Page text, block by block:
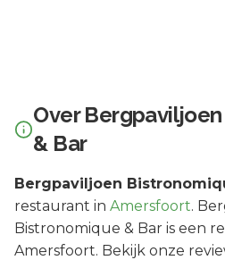
Over
& Bar
Bergpaviljoen
restaurant in Amersfoort.
Bistronomique & Bar is een
Amersfoort. Bekijk onze